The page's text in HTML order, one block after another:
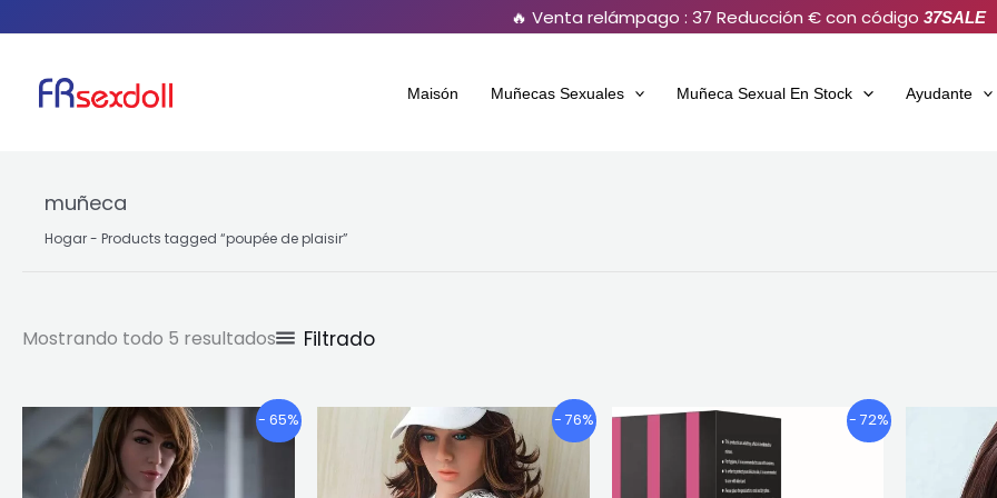
contenido
🔥 Venta relámpago : 37 Reducción € con código 37SALE
Maisón Muñecas Sexuales Muñeca Sexual En Stock Ayudante
muñeca
Hogar- Products tagged “poupée de plaisir”
Mostrando todo 5 resultados Filtrado
- 65%
Gama
de
Este
- 76%
Gama
de
precios:
Este
producto
tiene
- 72%
El
precio
original
El
precio
actual